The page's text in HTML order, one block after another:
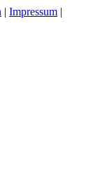
| Impressum |